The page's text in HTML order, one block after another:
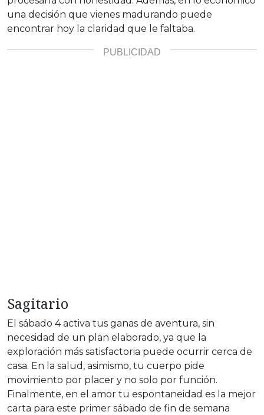
una decisión que vienes madurando puede
encontrar hoy la claridad que le faltaba.
Sagitario
El sábado 4 activa tus ganas de aventura, sin
necesidad de un plan elaborado, ya que la
exploración más satisfactoria puede ocurrir cerca de
casa. En la salud, asimismo, tu cuerpo pide
movimiento por placer y no solo por función.
Finalmente, en el amor tu espontaneidad es la mejor
carta para este primer sábado de fin de semana